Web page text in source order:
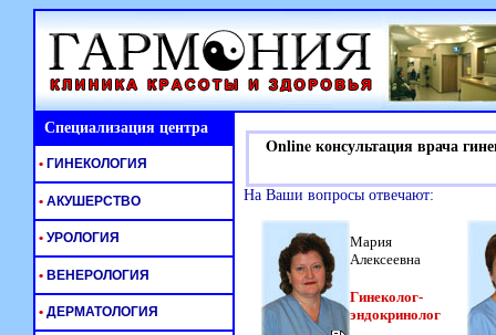
Специализация центра
Online консультация врача
На Ваши вопросы отвечают:
Мария
Алексеевна
Гинеколог-
эндокринолог
• ГИНЕКОЛОГИЯ
• АКУШЕРСТВО
• УРОЛОГИЯ
• ВЕНЕРОЛОГИЯ
• ДЕРМАТОЛОГИЯ